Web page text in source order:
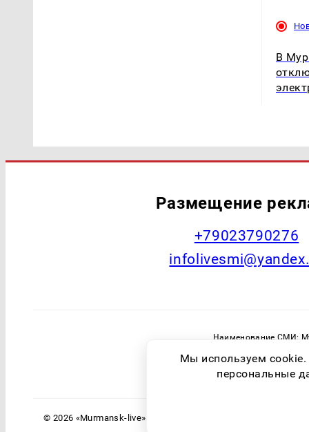
В
Размещение
+79023790276
Наименование СМИ:
Зарегистрировавший орган:
© 2026 «Murmansk-live» | Все права защищены
Мы используем
персональные